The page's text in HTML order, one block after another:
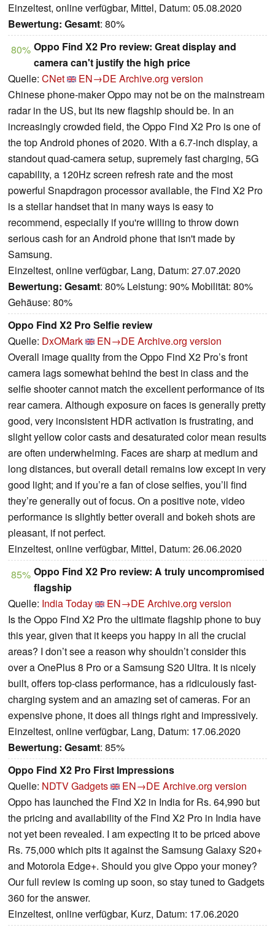
Einzeltest, online verfügbar, Mittel, Datum: 05.08.2020
Bewertung: Gesamt: 80%
80% Oppo Find X2 Pro review: Great display and
camera can't justify the high price
Quelle: CNet EN→DE Archive.org version
Chinese phone-maker Oppo may not be on the mainstream
radar in the US, but its new flagship should be. In an
increasingly crowded field, the Oppo Find X2 Pro is one of
the top Android phones of 2020. With a 6.7-inch display, a
standout quad-camera setup, supremely fast charging, 5G
capability, a 120Hz screen refresh rate and the most
powerful Snapdragon processor available, the Find X2 Pro
is a stellar handset that in many ways is easy to
recommend, especially if you're willing to throw down
serious cash for an Android phone that isn't made by
Samsung.
Einzeltest, online verfügbar, Lang, Datum: 27.07.2020
Bewertung: Gesamt: 80% Leistung: 90% Mobilität: 80%
Gehäuse: 80%
Oppo Find X2 Pro Selfie review
Quelle: DxOMark EN→DE Archive.org version
Overall image quality from the Oppo Find X2 Pro’s front
camera lags somewhat behind the best in class and the
selfie shooter cannot match the excellent performance of its
rear camera. Although exposure on faces is generally pretty
good, very inconsistent HDR activation is frustrating, and
slight yellow color casts and desaturated color mean results
are often underwhelming. Faces are sharp at medium and
long distances, but overall detail remains low except in very
good light; and if you’re a fan of close selfies, you’ll find
they’re generally out of focus. On a positive note, video
performance is slightly better overall and bokeh shots are
pleasant, if not perfect.
Einzeltest, online verfügbar, Mittel, Datum: 26.06.2020
85% Oppo Find X2 Pro review: A truly uncompromised
flagship
Quelle: India Today EN→DE Archive.org version
Is the Oppo Find X2 Pro the ultimate flagship phone to buy
this year, given that it keeps you happy in all the crucial
areas? I don’t see a reason why shouldn’t consider this
over a OnePlus 8 Pro or a Samsung S20 Ultra. It is nicely
built, offers top-class performance, has a ridiculously fast-
charging system and an amazing set of cameras. For an
expensive phone, it does all things right and impressively.
Einzeltest, online verfügbar, Lang, Datum: 17.06.2020
Bewertung: Gesamt: 85%
Oppo Find X2 Pro First Impressions
Quelle: NDTV Gadgets EN→DE Archive.org version
Oppo has launched the Find X2 in India for Rs. 64,990 but
the pricing and availability of the Find X2 Pro in India have
not yet been revealed. I am expecting it to be priced above
Rs. 75,000 which pits it against the Samsung Galaxy S20+
and Motorola Edge+. Should you give Oppo your money?
Our full review is coming up soon, so stay tuned to Gadgets
360 for the answer.
Einzeltest, online verfügbar, Kurz, Datum: 17.06.2020